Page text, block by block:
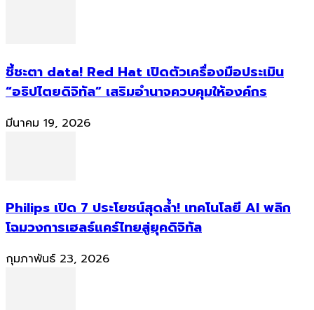
ชี้ชะตา data! Red Hat เปิดตัวเครื่องมือประเมิน
“อธิปไตยดิจิทัล” เสริมอำนาจควบคุมให้องค์กร
มีนาคม 19, 2026
Philips เปิด 7 ประโยชน์สุดล้ำ! เทคโนโลยี AI พลิก
โฉมวงการเฮลธ์แคร์ไทยสู่ยุคดิจิทัล
กุมภาพันธ์ 23, 2026